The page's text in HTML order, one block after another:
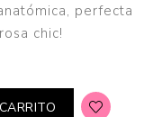
perfecta
chic!